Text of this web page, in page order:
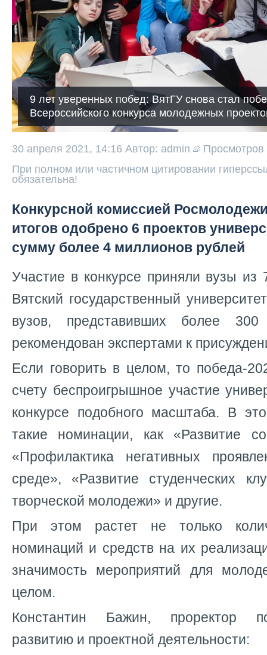
9 лет уверенных побед: ВятГУ снова стал
Всероссийского конкурса молодежных
30 апреля 2021, 14:16 Автор: admin
Просмотров
При полном или частичном цитировании
обязательна!
Конкурсной комиссией
итогов одобрено 6 проектов
сумму более 4 миллионов рублей
Участие в конкурсе приняли вузы из
Вятский государственный
вузов, представивших более
рекомендован экспертами к
Если говорить в целом, то победа-
счету беспроигрышное участие
конкурсе подобного масштаба. В
такие номинации, как «Развитие
«Профилактика негативных
среде», «Развитие студенческих
творческой молодежи» и другие.
При этом растет не только
номинаций и средств на их
значимость мероприятий для
целом.
Константин Бажин, проректор
развитию и проектной деятельности: